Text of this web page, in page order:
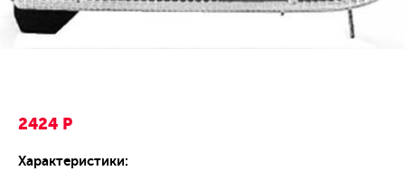
2424 Р
Характеристики: